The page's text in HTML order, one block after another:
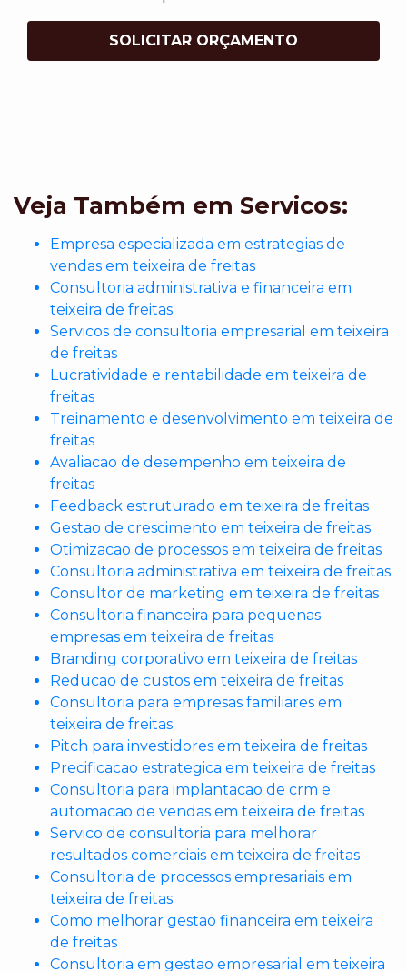
SOLICITAR ORÇAMENTO
Veja Também em Servicos:
Empresa especializada em estrategias de
vendas em teixeira de freitas
Consultoria administrativa e financeira em
teixeira de freitas
Servicos de consultoria empresarial em teixeira
de freitas
Lucratividade e rentabilidade em teixeira de
freitas
Treinamento e desenvolvimento em teixeira de
freitas
Avaliacao de desempenho em teixeira de
freitas
Feedback estruturado em teixeira de freitas
Gestao de crescimento em teixeira de freitas
Otimizacao de processos em teixeira de freitas
Consultoria administrativa em teixeira de freitas
Consultor de marketing em teixeira de freitas
Consultoria financeira para pequenas
empresas em teixeira de freitas
Branding corporativo em teixeira de freitas
Reducao de custos em teixeira de freitas
Consultoria para empresas familiares em
teixeira de freitas
Pitch para investidores em teixeira de freitas
Precificacao estrategica em teixeira de freitas
Consultoria para implantacao de crm e
automacao de vendas em teixeira de freitas
Servico de consultoria para melhorar
resultados comerciais em teixeira de freitas
Consultoria de processos empresariais em
teixeira de freitas
Como melhorar gestao financeira em teixeira
de freitas
Consultoria em gestao empresarial em teixeira